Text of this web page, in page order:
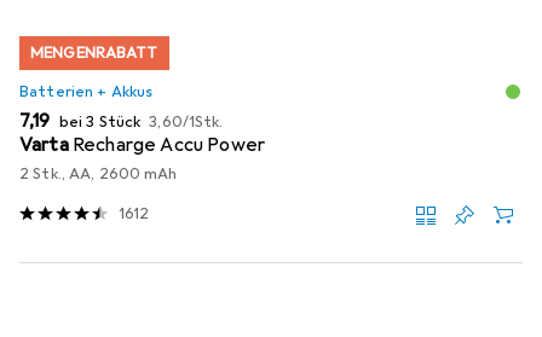
MENGENRABATT
Batterien + Akkus
EUR
7,19 bei 3 Stück EUR
3,60/1Stk.
Varta Recharge Accu Power
2 Stk., AA, 2600 mAh
1612